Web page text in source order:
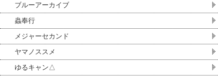
ブルーアーカイブ
蟲奉行
メジャーセカンド
ヤマノススメ
ゆるキャン△